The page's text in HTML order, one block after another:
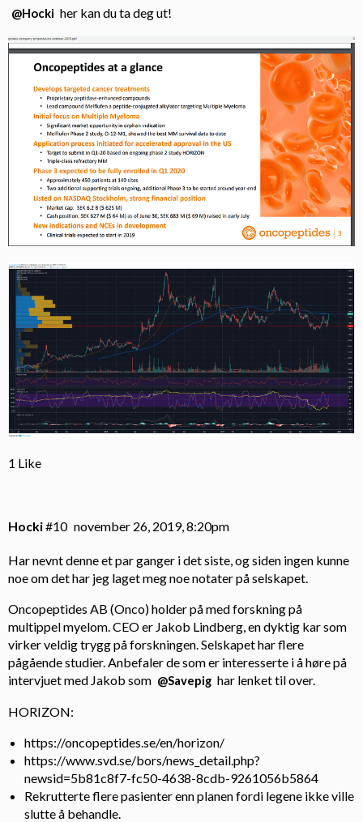
@Hocki her kan du ta deg ut!
1 Like
Hocki november 26, 2019, 8:20pm
#10
Har nevnt denne et par ganger i det siste, og siden ingen kunne
noe om det har jeg laget meg noe notater på selskapet.
Oncopeptides AB (Onco) holder på med forskning på
multippel myelom. CEO er Jakob Lindberg, en dyktig kar som
virker veldig trygg på forskningen. Selskapet har flere
pågående studier. Anbefaler de som er interesserte i å høre på
intervjuet med Jakob som @Savepig har lenket til over.
HORIZON:
https://oncopeptides.se/en/horizon/
https://www.svd.se/bors/news_detail.php?
newsid=5b81c8f7-fc50-4638-8cdb-9261056b5864
Rekrutterte flere pasienter enn planen fordi legene ikke ville
slutte å behandle.